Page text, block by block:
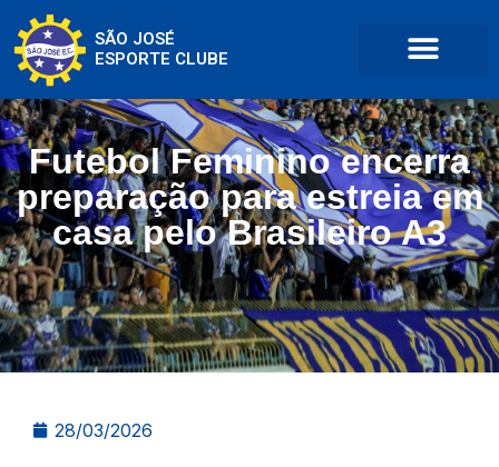
SÃO JOSÉ
ESPORTE CLUBE
Futebol Feminino encerra
preparação para estreia em
casa pelo Brasileiro A3
28/03/2026